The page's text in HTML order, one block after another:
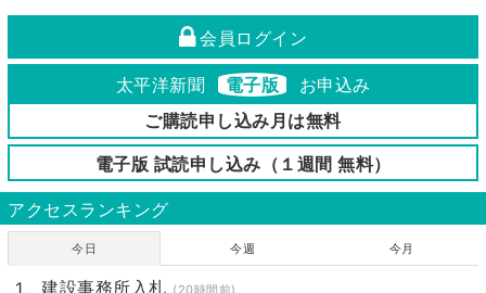
会員ログイン
太平洋新聞 電子版
お申込み
ご購読申し込み月は無料
電子版 試読申し込み（１週間 無料）
アクセスランキング
今日 今週 今月
建設事務所入札 (20時間前)